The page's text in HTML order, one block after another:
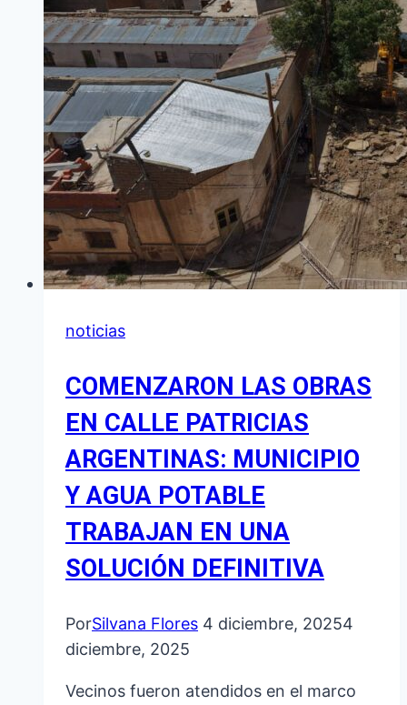
DEL
CEAR
Y
SE
ANUNCIA
UN
TALLER
DE
PODA
FRUTALES
noticias
COMENZARON LAS OBRAS
EN CALLE PATRICIAS
ARGENTINAS: MUNICIPIO
Y AGUA POTABLE
TRABAJAN EN UNA
SOLUCIÓN DEFINITIVA
PorSilvana Flores 4 diciembre, 20254
diciembre, 2025
Vecinos fueron atendidos en el marco